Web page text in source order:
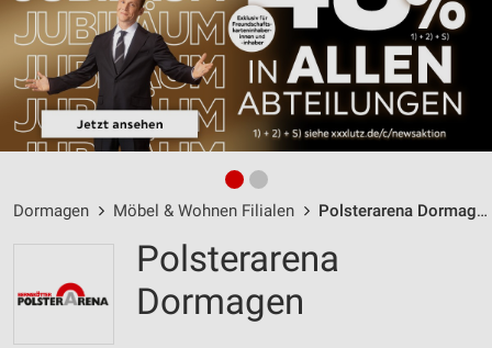
Dormagen Möbel & Wohnen Filialen Polsterarena Dormagen / Lübeckerstr. 3 - Öffnungszeiten & Adresse
Polsterarena
Dormagen